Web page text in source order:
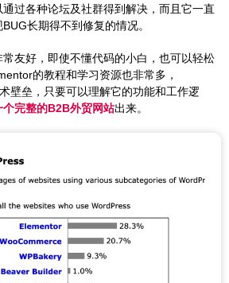
过各种论坛及社群得到解决，而且它一直
长期得不到修复的情况。
友好，即使不懂代码的小白，也可以轻松
的教程和学习资源也非常多，
壁垒，只要可以理解它的功能和工作逻
个完整的B2B外贸网站出来。